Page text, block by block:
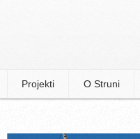
Projekti O Struni